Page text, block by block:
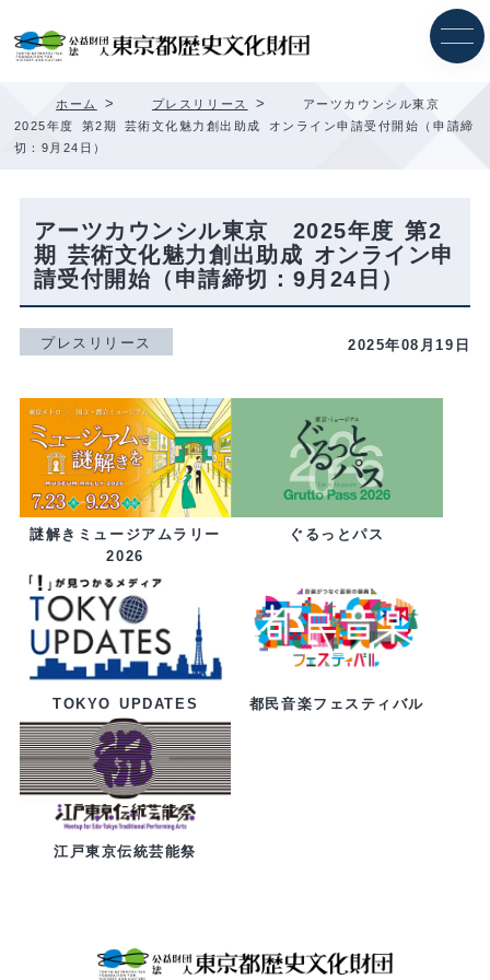
ッ
ホーム > プレスリリース >
アーツカウンシル東京
2025年度 第2期 芸術文化魅力創出助成 オンライン申請受付開始（申請締
切：9月24日）
アーツカウンシル東京 2025年度 第2
期 芸術文化魅力創出助成 オンライン申
請受付開始（申請締切：9月24日）
プレスリリース 2025年08月19日
謎解きミュージアムラリー
2026
ぐるっとパス
TOKYO UPDATES 都民音楽フェスティバル
江戸東京伝統芸能祭